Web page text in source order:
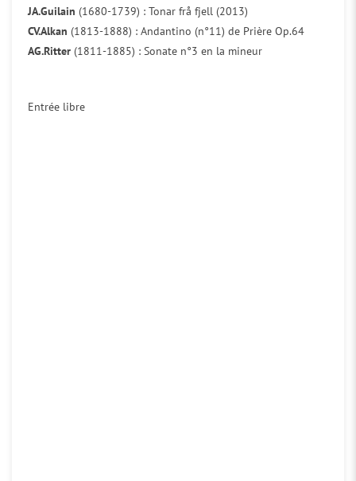
JA.Guilain (1680-1739) : Tonar frå fjell (2013)
CV.Alkan (1813-1888) : Andantino (n°11) de Prière Op.64
AG.Ritter (1811-1885) : Sonate n°3 en la mineur
Entrée libre